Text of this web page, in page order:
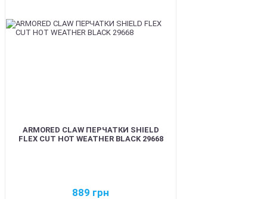
ARMORED CLAW ПЕРЧАТКИ SHIELD
FLEX CUT HOT WEATHER BLACK 29668
889 грн